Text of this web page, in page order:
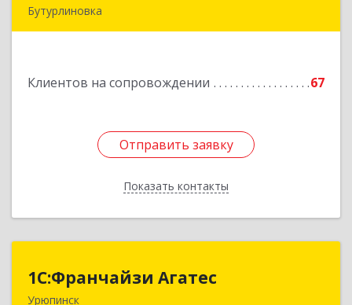
Бутурлиновка
Клиентов на сопровождении 67
Отправить заявку
Показать контакты
Отправить заявку
Назад
1С:Франчайзи Агатес
Урюпинск